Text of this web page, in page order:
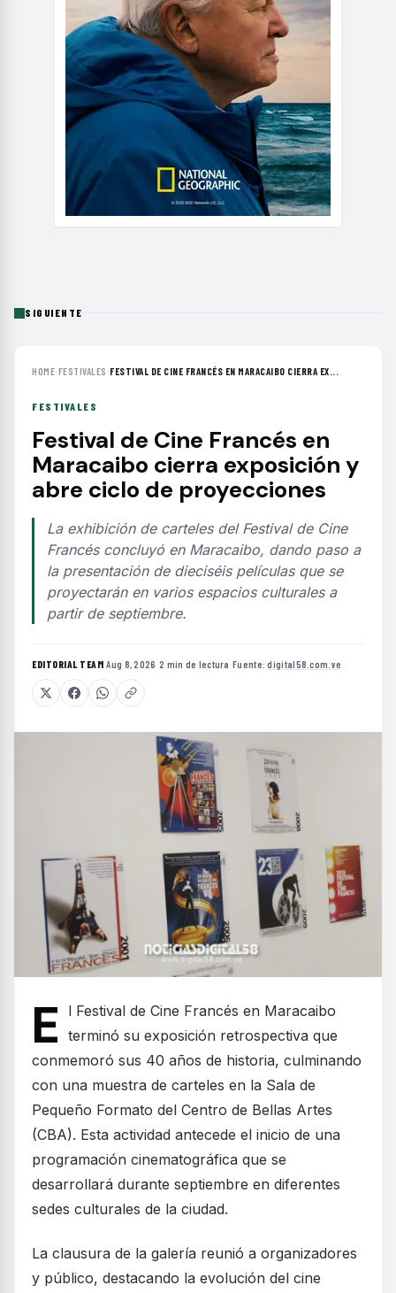
SIGUIENTE
HOME›FESTIVALES ›FESTIVAL DE CINE FRANCÉS EN MARACAIBO CIERRA EX...
FESTIVALES
Festival de Cine Francés en
Maracaibo cierra exposición y
abre ciclo de proyecciones
La exhibición de carteles del Festival de Cine
Francés concluyó en Maracaibo, dando paso a
la presentación de dieciséis películas que se
proyectarán en varios espacios culturales a
partir de septiembre.
EDITORIAL TEAM·Aug 8, 2026 ·2 min de lectura ·Fuente:digital58.com.ve
E
l Festival de Cine Francés en Maracaibo
terminó su exposición retrospectiva que
conmemoró sus 40 años de historia, culminando
con una muestra de carteles en la Sala de
Pequeño Formato del Centro de Bellas Artes
(CBA). Esta actividad antecede el inicio de una
programación cinematográfica que se
desarrollará durante septiembre en diferentes
sedes culturales de la ciudad.
La clausura de la galería reunió a organizadores
y público, destacando la evolución del cine